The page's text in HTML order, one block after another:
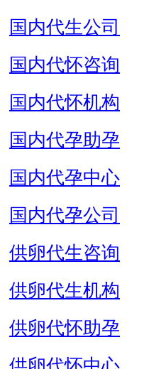
国内代生公司
国内代怀咨询
国内代怀机构
国内代孕助孕
国内代孕中心
国内代孕公司
供卵代生咨询
供卵代生机构
供卵代怀助孕